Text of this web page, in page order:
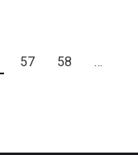
57 58
…